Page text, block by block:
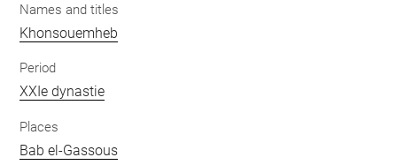
Names and titles
Khonsouemheb
Period
XXIe dynastie
Places
Bab el-Gassous